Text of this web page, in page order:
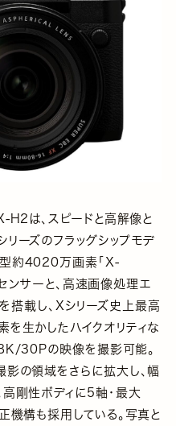
H2は、スピードと高解像と
ーズのフラッグシップモデ
型約4020万画素「X-
サーと、高速画像処理エ
搭載し、Xシリーズ史上最高
を生かしたハイクオリティな
30Pの映像を撮影可能。
影の領域をさらに拡大し、幅
高剛性ボディに5軸・最大
構も採用している。写真と